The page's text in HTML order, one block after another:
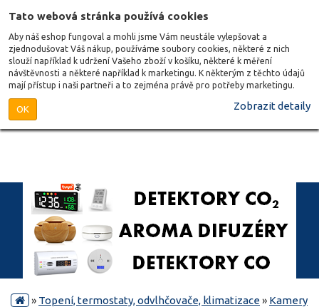
Tato webová stránka používá cookies
Aby náš eshop fungoval a mohli jsme Vám neustále vylepšovat a
zjednodušovat Váš nákup, používáme soubory cookies, některé z nich
slouží například k udržení Vašeho zboží v košíku, některé k měření
návštěvnosti a některé například k marketingu. K některým z těchto údajů
mají přístup i naši partneři a to zejména právě pro potřeby marketingu.
OK Zobrazit detaily
» Topení, termostaty, odvlhčovače, klimatizace» Kamery